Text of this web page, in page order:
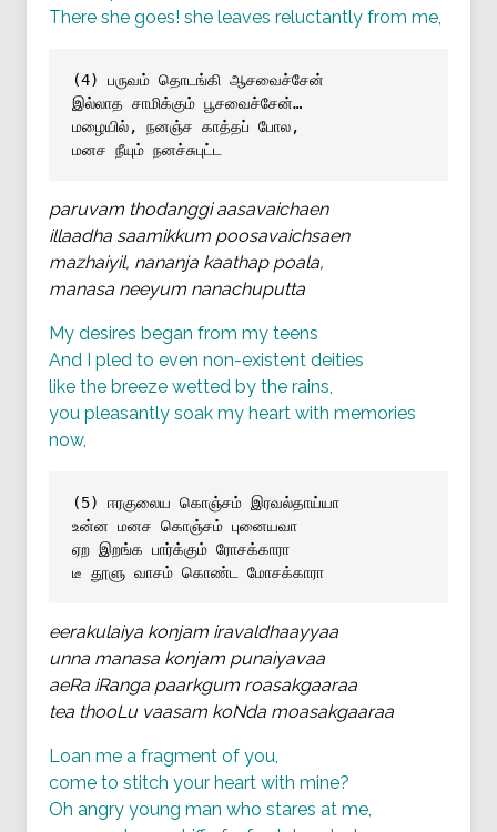
There she goes! she leaves reluctantly from me,
(4) பருவம் தொடங்கி ஆசவைச்சேன்
இல்லாத சாமிக்கும் பூசவைச்சேன்…
மழையில், நனஞ்ச காத்தப் போல,
மனச நீயும் நனச்சுபுட்ட
paruvam thodanggi aasavaichaen
illaadha saamikkum poosavaichsaen
mazhaiyil, nananja kaathap poala,
manasa neeyum nanachuputta
My desires began from my teens
And I pled to even non-existent deities
like the breeze wetted by the rains,
you pleasantly soak my heart with memories
now,
(5) ஈரகுலைய கொஞ்சம் இரவல்தாய்யா
உன்ன மனச கொஞ்சம் புனையவா
ஏற இறங்க பார்க்கும் ரோசக்காரா
டீ தூளு வாசம் கொண்ட மோசக்காரா
eerakulaiya konjam iravaldhaayyaa
unna manasa konjam punaiyavaa
aeRa iRanga paarkgum roasakgaaraa
tea thooLu vaasam koNda moasakgaaraa
Loan me a fragment of you,
come to stitch your heart with mine?
Oh angry young man who stares at me,